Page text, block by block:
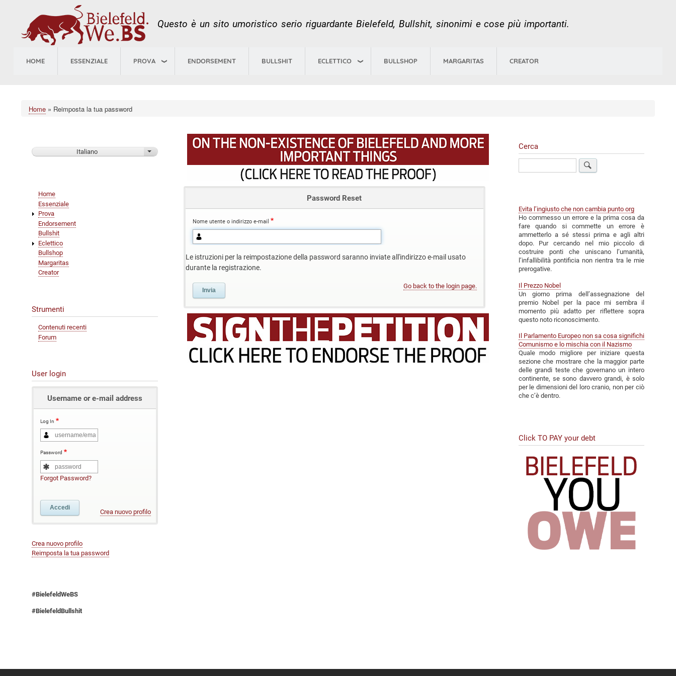
contenuto
Questo è un sito umoristico serio riguardante Bielefeld, Bullshit, sinonimi e cose più importanti.
HOME ESSENZIALE PROVA ENDORSEMENT BULLSHIT ECLETTICO BULLSHOP MARGARITAS CREATOR
Briciole
Home Reimposta la tua password
Password Reset
Nome utente o indirizzo e-mail
Le istruzioni per la reimpostazione della password saranno inviate all'indirizzo e-mail usato
durante la registrazione.
Go back to the login page.
Italiano Mostra ulteriori azioni
navigation
Home
Essenziale
Prova
Endorsement
Bullshit
Eclettico
Bullshop
Margaritas
Creator
Strumenti
Contenuti recenti
Forum
User login
Username or e-mail address
Log In
Password
Forgot Password?
Crea nuovo profilo
Crea nuovo profilo
Reimposta la tua password
#BielefeldWeBS
#BielefeldBullshit
Cerca
Evita l’ingiusto che non cambia punto org
Ho commesso un errore e la prima cosa da
fare quando si commette un errore è
ammetterlo a sé stessi prima e agli altri
dopo. Pur cercando nel mio piccolo di
costruire ponti che uniscano l’umanità,
l’infallibilità pontificia non rientra tra le mie
prerogative.
Il Prezzo Nobel
Un giorno prima dell’assegnazione del
premio Nobel per la pace mi sembra il
momento più adatto per riflettere sopra
questo noto riconoscimento.
Il Parlamento Europeo non sa cosa significhi
Comunismo e lo mischia con il Nazismo
Quale modo migliore per iniziare questa
sezione che mostrare che la maggior parte
delle grandi teste che governano un intero
continente, se sono davvero grandi, è solo
per le dimensioni del loro cranio, non per ciò
che c’è dentro.
Click TO PAY your debt